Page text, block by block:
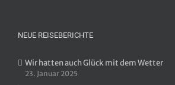
NEUE REISEBERICHTE
Wir hatten auch Glück mit dem Wetter
23. Januar 2025